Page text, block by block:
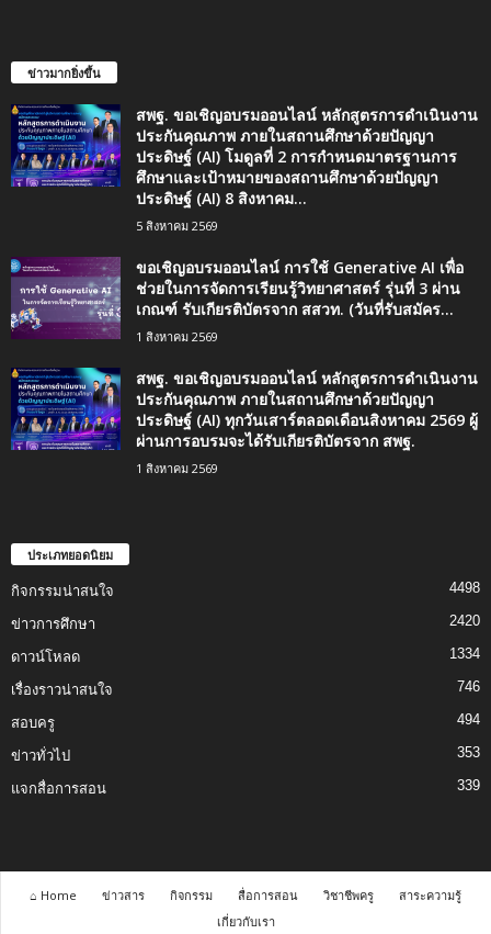
ข่าวมากยิ่งขึ้น
สพฐ. ขอเชิญอบรมออนไลน์ หลักสูตรการดำเนินงาน
ประกันคุณภาพ ภายในสถานศึกษาด้วยปัญญา
ประดิษฐ์ (AI) โมดูลที่ 2 การกำหนดมาตรฐานการ
ศึกษาและเป้าหมายของสถานศึกษาด้วยปัญญา
ประดิษฐ์ (AI) 8 สิงหาคม...
5 สิงหาคม 2569
ขอเชิญอบรมออนไลน์ การใช้ Generative AI เพื่อ
ช่วยในการจัดการเรียนรู้วิทยาศาสตร์ รุ่นที่ 3 ผ่าน
เกณฑ์ รับเกียรติบัตรจาก สสวท. (วันที่รับสมัคร...
1 สิงหาคม 2569
สพฐ. ขอเชิญอบรมออนไลน์ หลักสูตรการดำเนินงาน
ประกันคุณภาพ ภายในสถานศึกษาด้วยปัญญา
ประดิษฐ์ (AI) ทุกวันเสาร์ตลอดเดือนสิงหาคม 2569 ผู้
ผ่านการอบรมจะได้รับเกียรติบัตรจาก สพฐ.
1 สิงหาคม 2569
ประเภทยอดนิยม
กิจกรรมน่าสนใจ 4498
ข่าวการศึกษา 2420
ดาวน์โหลด 1334
เรื่องราวน่าสนใจ 746
สอบครู 494
ข่าวทั่วไป 353
แจกสื่อการสอน 339
⌂ Home ข่าวสาร กิจกรรม สื่อการสอน วิชาชีพครู
สาระความรู้
เกี่ยวกับเรา